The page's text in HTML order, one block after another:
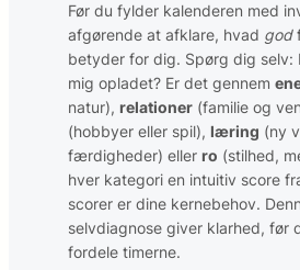
Før du fylder kalenderen med
afgørende at afklare, hvad god
betyder for dig. Spørg dig selv:
mig opladet? Er det gennem
natur), relationer (familie og
(hobbyer eller spil), læring (ny
færdigheder) eller ro (stilhed,
hver kategori en intuitiv score
scorer er dine kernebehov.
selvdiagnose giver klarhed, før
fordele timerne.